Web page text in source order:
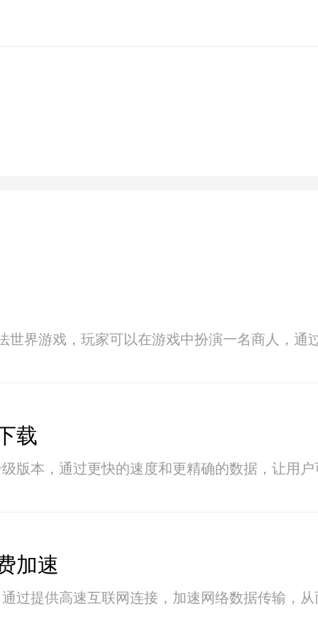
世界游戏，玩家可以在游戏中扮演一名商人，
载
版本，通过更快的速度和更精确的数据，让用
加速
过提供高速互联网连接，加速网络数据传输，